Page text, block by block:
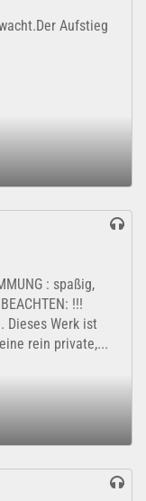
Aufstieg
: spaßig,
!!!
Dieses Werk ist
rein private,...